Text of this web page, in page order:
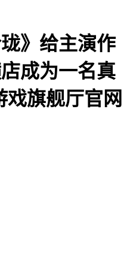
》给主演作
成为一名真
旗舰厅官网